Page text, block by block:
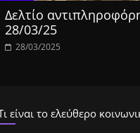
Δελτίο
28/03/25
28/03/2025
είναι το ελεύθερο